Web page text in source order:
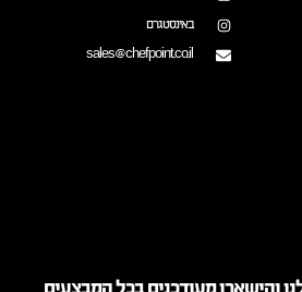
באינסטגרם
sales@chefpoint.co.il